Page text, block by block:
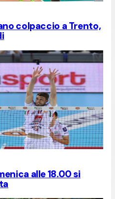
colpaccio a Trento,
alle 18.00 si